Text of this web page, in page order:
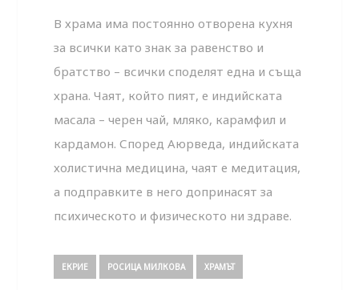
В храма има постоянно отворена кухня
за всички като знак за равенство и
братство – всички споделят една и съща
храна. Чаят, който пият, е индийската
масала – черен чай, мляко, карамфил и
кардамон. Според Аюрведа, индийската
холистична медицина, чаят е медитация,
а подправките в него допринасят за
психическото и физическото ни здраве.
ЕКРИЕ РОСИЦА МИЛКОВА ХРАМЪТ